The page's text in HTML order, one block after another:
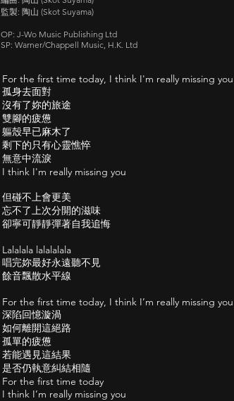
監製: 陶山 (Skot Suyama)
OP: J-Wo Music Publishing Ltd
SP: Warner/Chappell Music, H.K. Ltd
For the first time today, I think I'm really missing you
孤身去面對
沒有了妳的旅途
雙腳的疲憊
軀殼早已麻木了
剩下的只有心靈憔悴
無意中流淚
I think I'm really missing you
但碰不上會更美
忘不了上次分開的滋味
卻寧可靜靜彈著自我追悔
Lalalala lalalalala
唱完妳最好永遠聽不見
餘音飄散水平線
For the first time today, I think I’m really missing you
深陷回憶漩渦
如何離開這絕路
孤單的疲憊
若能遇見這結果
是否仍執意糾結相隨
For the first time today
I think I’m really missing you